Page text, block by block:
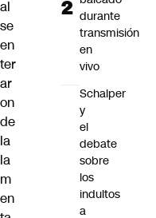
al
se
en
ter
ar
on
de
la
la
m
en
durante
transmisión
en
vivo
Schalper
y
el
debate
sobre
los
indultos
a